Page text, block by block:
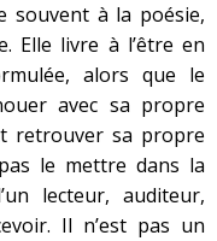
à la poésie,
Elle livre à l’être en
alors que le
avec sa propre
retrouver sa propre
le mettre dans la
lecteur, auditeur,
Il n’est pas un